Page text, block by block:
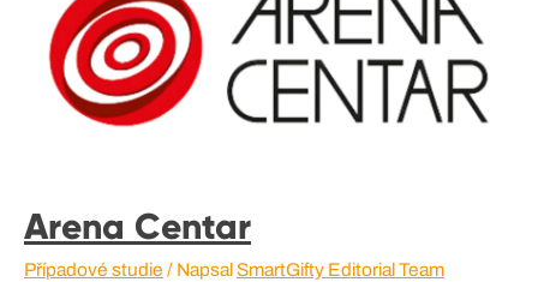
Arena Centar
Případové studie / NapsalSmartGifty Editorial Team